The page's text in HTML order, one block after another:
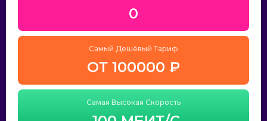
0
Самый Дешёвый Тариф
ОТ 100000 ₽
Самая Высокая Скорость